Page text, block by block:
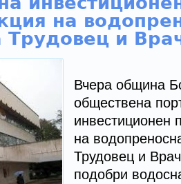
на
Трудовец и
Вчера община
обществена
инвестиционен
на
Трудовец и
подобри